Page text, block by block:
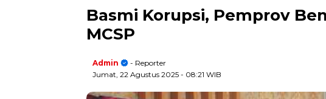
Basmi Korupsi, Pemprov
MCSP
Admin
- Reporter
Jumat, 22 Agustus 2025 - 08:21 WIB